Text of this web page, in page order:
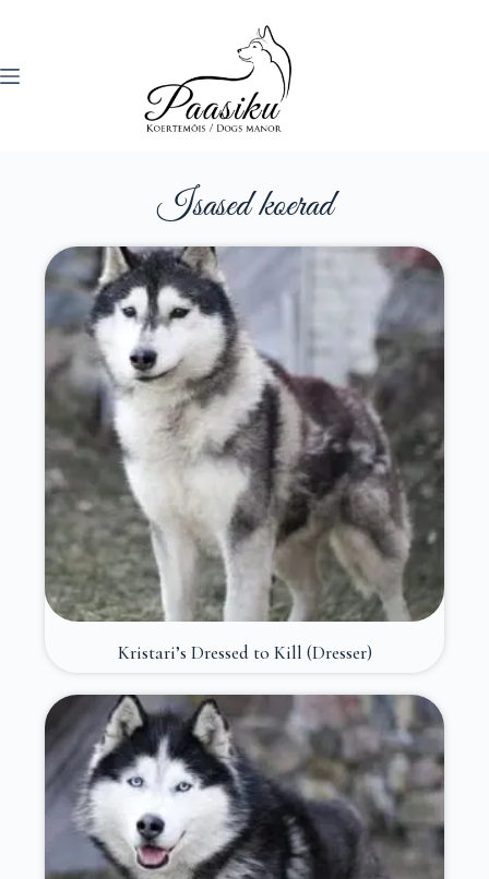
Isased koerad
Kristari’s Dressed to Kill (Dresser)